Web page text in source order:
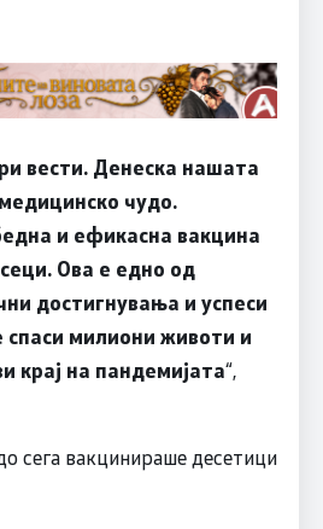
вести. Денеска нашата
чудо.
и ефикасна вакцина
Ова е едно од
достигнувања и успеси
спаси милиони животи и
крај на пандемијата“,
сега вакцинираше десетици